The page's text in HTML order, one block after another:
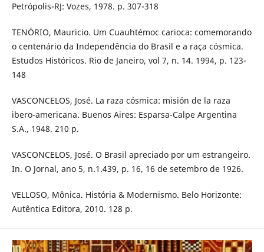
Petrópolis-RJ: Vozes, 1978. p. 307-318
TENÓRIO, Mauricio. Um Cuauhtémoc carioca: comemorando
o centenário da Independência do Brasil e a raça cósmica.
Estudos Históricos. Rio de Janeiro, vol 7, n. 14. 1994, p. 123-
148
VASCONCELOS, José. La raza cósmica: misión de la raza
ibero-americana. Buenos Aires: Esparsa-Calpe Argentina
S.A., 1948. 210 p.
VASCONCELOS, José. O Brasil apreciado por um estrangeiro.
In. O Jornal, ano 5, n.1.439, p. 16, 16 de setembro de 1926.
VELLOSO, Mônica. História & Modernismo. Belo Horizonte:
Autêntica Editora, 2010. 128 p.